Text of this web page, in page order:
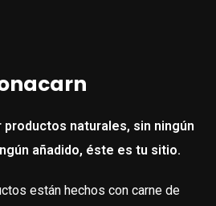
naturales, sin ningún
añadido, éste es tu sitio.
están hechos con carne de